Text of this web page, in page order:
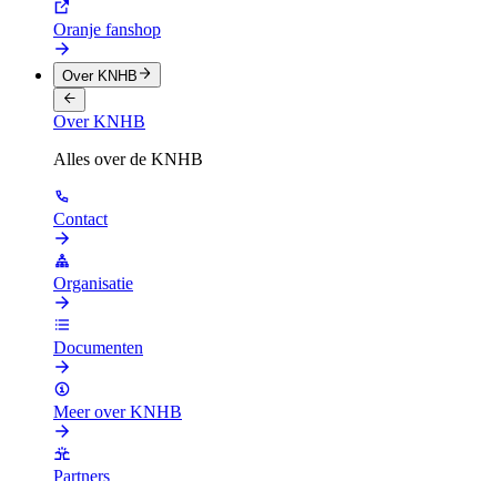
Oranje fanshop
Over KNHB
Over KNHB
Alles over de KNHB
Contact
Organisatie
Documenten
Meer over KNHB
Partners